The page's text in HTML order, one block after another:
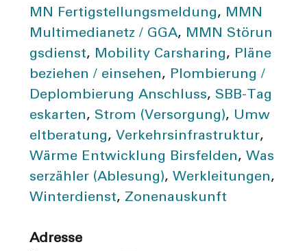
MN Fertig­stellungs­meldung, MMN
Multi­medianetz / GGA, MMN Störun
gsdienst, Mobility Carsharing, Pläne
beziehen / einsehen, Plombierung /
Deplombierung Anschluss, SBB-Tag
eskarten, Strom (Versorgung), Umw
elt­beratung, Verkehrs­infra­struktur,
Wärme Entwicklung Birsfelden, Was
serzähler (Ablesung), Werkleitungen,
Winterdienst, Zonenauskunft
Adresse